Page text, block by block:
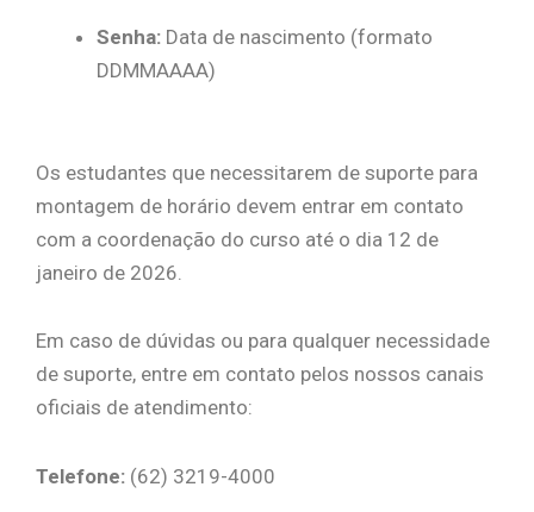
Senha: Data de nascimento (formato
DDMMAAAA)
Os estudantes que necessitarem de suporte para
montagem de horário devem entrar em contato
com a coordenação do curso até o dia 12 de
janeiro de 2026.
Em caso de dúvidas ou para qualquer necessidade
de suporte, entre em contato pelos nossos canais
oficiais de atendimento:
Telefone: (62) 3219-4000